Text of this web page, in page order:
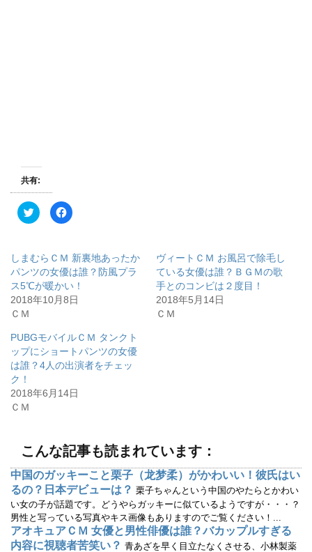
共有:
ク
リ
て
T
w
i
t
t
e
有
(
新
し
い
ン
ま
す
F
a
o
k
で
共
有
す
ク
リ
ッ
ク
し
だ
い
ウ
ィ
ン
ド
ウ
で
開
き
ま
す
)
しまむらＣＭ 新裏地あったか
パンツの女優は誰？防風プラ
ス5℃が暖かい！
2018年10月8日
ＣＭ
ヴィートＣＭ お風呂で除毛し
ている女優は誰？ＢＧＭの歌
手とのコンビは２度目！
2018年5月14日
ＣＭ
PUBGモバイルＣＭ タンクト
ップにショートパンツの女優
は誰？4人の出演者をチェッ
ク！
2018年6月14日
ＣＭ
こんな記事も読まれています：
中国のガッキーこと栗子（龙梦柔）がかわいい！彼氏はい
るの？日本デビューは？ 栗子ちゃんという中国のやたらとかわい
い女の子が話題です。どうやらガッキーに似ているようですが・・・？
男性と写っている写真やキス画像もありますのでご覧ください！...
アオキュアＣＭ 女優と男性俳優は誰？バカップルすぎる
内容に視聴者苦笑い？ 青あざを早く目立たなくさせる、小林製薬